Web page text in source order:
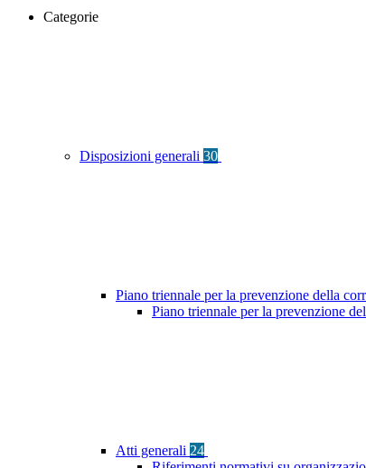
Categorie
Disposizioni generali 30
Piano triennale per la prevenzione della
Piano triennale per la prevenzione
Atti generali 24